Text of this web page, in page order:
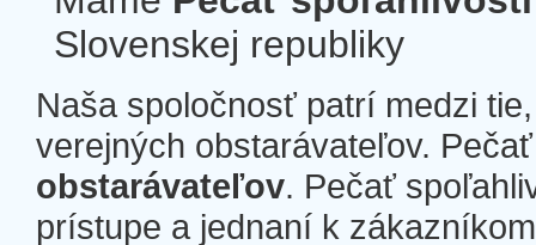
Slovenskej republiky
Naša spoločnosť patrí medzi
verejných obstarávateľov.
obstarávateľov. Pečať
prístupe a jednaní k